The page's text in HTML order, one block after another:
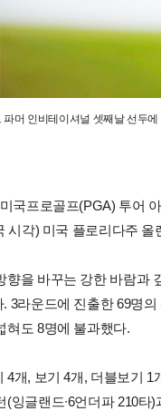
파머 인비테이셔널 셋째날 선두
국프로골프(PGA) 투어
시각) 미국 플로리다주
향을 바꾸는 강한 바람과
3라운드에 진출한 69명
혀도 8명에 불과했다.
4개, 보기 4개, 더블보기
(잉글랜드∙6언더파 210